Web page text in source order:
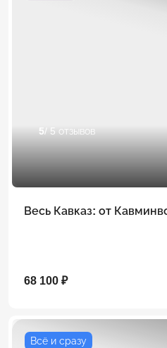
5/ 5 отзывов
Весь Кавказ: от
68 100 ₽
Всё и сразу